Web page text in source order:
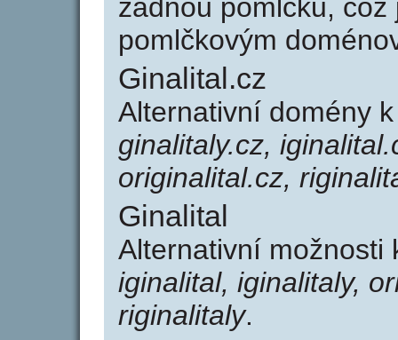
žádnou pomlčku,
pomlčkovým
Ginalital.cz
Alternativní domény
ginalitaly.cz,
originalital.cz,
Ginalital
Alternativní
iginalital, iginalitaly,
riginalitaly.